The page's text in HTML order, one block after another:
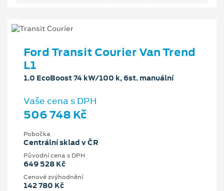
Ford Transit Courier Van Trend
L1
1.0 EcoBoost 74 kW/100 k, 6st. manuální
Vaše cena s DPH
506 748 Kč
Pobočka
Centrální sklad v ČR
Původní cena s DPH
649 528 Kč
Cenové zvýhodnění
142 780 Kč